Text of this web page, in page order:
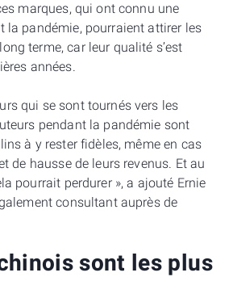
marques, qui ont connu une
la pandémie, pourraient attirer les
terme, car leur qualité s’est
années.
qui se sont tournés vers les
pendant la pandémie sont
à y rester fidèles, même en cas
de hausse de leurs revenus. Et au
pourrait perdurer », a ajouté Ernie
consultant auprès de
sont les plus